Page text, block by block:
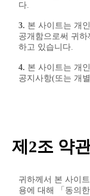
다.
3. 본 사이트는 개
공개함으로써 귀
하고 있습니다.
4. 본 사이트는 개
공지사항(또는 개
제2조 약
귀하께서 본 사이
용에 대해 「동의